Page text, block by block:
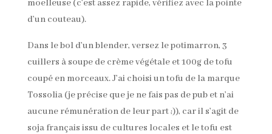
moelleuse (c’est assez rapide, vérifiez avec la pointe
d’un couteau).
Dans le bol d’un blender, versez le potimarron, 3
cuillers à soupe de crème végétale et 100g de tofu
coupé en morceaux. J’ai choisi un tofu de la marque
Tossolia (je précise que je ne fais pas de pub et n’ai
aucune rémunération de leur part ;)), car il s’agit de
soja français issu de cultures locales et le tofu est